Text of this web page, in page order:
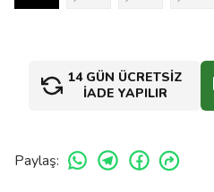
14 GÜN ÜCRETSİZ
İADE YAPILIR
Paylaş: